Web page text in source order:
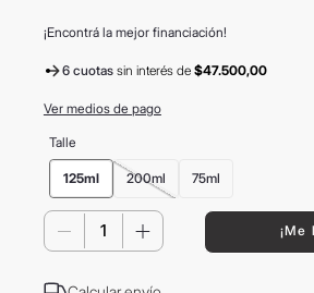
¡Encontrá la mejor financiación!
6 cuotas sin interésde $47.500,00
Ver medios de pago
Talle
125ml 200ml 75ml
＋
－ ¡Me